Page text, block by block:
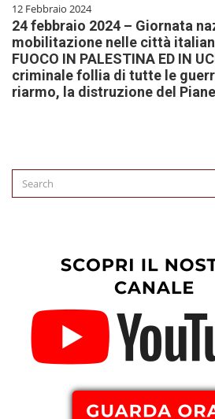
12 Febbraio 2024
24 febbraio 2024 – Giornata
mobilitazione nelle città
FUOCO IN PALESTINA ED IN
criminale follia di tutte le
riarmo, la distruzione del
Search
for: